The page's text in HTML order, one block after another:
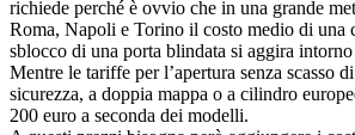
richiede perché è ovvio che in una grande
Roma, Napoli e Torino il costo medio di una
sblocco di una porta blindata si aggira
Mentre le tariffe per l’apertura senza scasso
sicurezza, a doppia mappa o a cilindro
200 euro a seconda dei modelli.